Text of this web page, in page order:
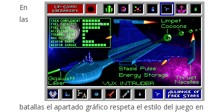
En
las
batallas el apartado gráfico respeta el estilo del juego en